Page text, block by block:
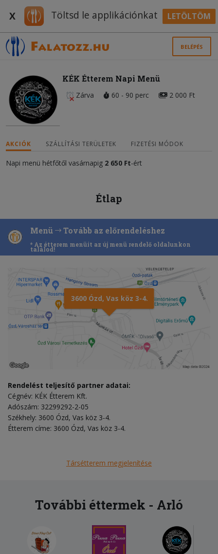
X Töltsd le applikációnkat LETÖLTÖM
BELÉPÉS
KÉK Étterem Napi Menü
Zárva 60 - 90 perc 2 000 Ft
AKCIÓK SZÁLLÍTÁSI TERÜLETEK FIZETÉSI MÓDOK
Napi menü hétfőtől vasárnapig 2 650 Ft-ért
Étlap
Menü Tovább az előrendeléshez
* Az étterem menüit az új menü rendelő oldalunkon
találod!
3600 Ózd, Vas köz 3-4.
Rendelést teljesítő partner adatai:
Cégnév: KÉK Étterem Kft.
Adószám: 32299292-2-05
Székhely: 3600 Ózd, Vas köz 3-4.
Étterem címe: 3600 Ózd, Vas köz 3-4.
Társétterem megjelenítése
További éttermek - Arló